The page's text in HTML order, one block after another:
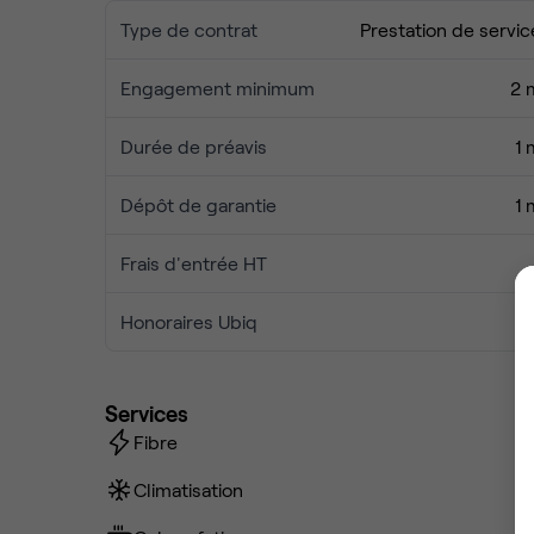
Type de contrat Prestation de
Engagement minimum 2
Durée de préavis 1
Dépôt de garantie 1
Frais d'entrée HT
Honoraires Ubiq
Services
Fibre
Climatisation